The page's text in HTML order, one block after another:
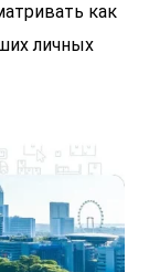
как
личных